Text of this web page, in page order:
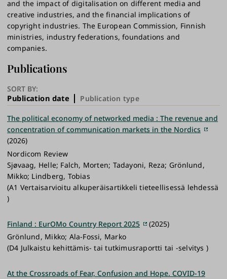
and the impact of digitalisation on different media and
creative industries, and the financial implications of
copyright industries. The European Commission, Finnish
ministries, industry federations, foundations and
companies.
Publications
SORT BY:
Publication date Publication type
The political economy of networked media : The revenue and
concentration of communication markets in the Nordics
(2026)
Nordicom Review
Sjøvaag, Helle; Falch, Morten; Tadayoni, Reza; Grönlund,
Mikko; Lindberg, Tobias
(A1 Vertaisarvioitu alkuperäisartikkeli tieteellisessä lehdessä
)
Finland : EurOMo Country Report 2025
(2025)
Grönlund, Mikko; Ala-Fossi, Marko
(D4 Julkaistu kehittämis- tai tutkimusraportti tai -selvitys )
At the Crossroads of Fear, Confusion and Hope. COVID-19